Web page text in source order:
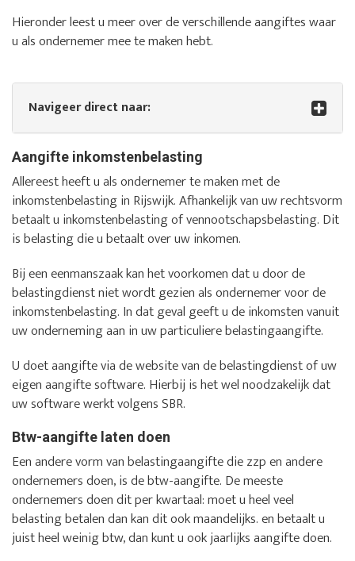
Hieronder leest u meer over de verschillende aangiftes waar
u als ondernemer mee te maken hebt.
Navigeer direct naar:
Aangifte inkomstenbelasting
Allereest heeft u als ondernemer te maken met de
inkomstenbelasting in Rijswijk. Afhankelijk van uw rechtsvorm
betaalt u inkomstenbelasting of vennootschapsbelasting. Dit
is belasting die u betaalt over uw inkomen.
Bij een eenmanszaak kan het voorkomen dat u door de
belastingdienst niet wordt gezien als ondernemer voor de
inkomstenbelasting. In dat geval geeft u de inkomsten vanuit
uw onderneming aan in uw particuliere belastingaangifte.
U doet aangifte via de website van de belastingdienst of uw
eigen aangifte software. Hierbij is het wel noodzakelijk dat
uw software werkt volgens SBR.
Btw-aangifte laten doen
Een andere vorm van belastingaangifte die zzp en andere
ondernemers doen, is de btw-aangifte. De meeste
ondernemers doen dit per kwartaal: moet u heel veel
belasting betalen dan kan dit ook maandelijks. en betaalt u
juist heel weinig btw, dan kunt u ook jaarlijks aangifte doen.